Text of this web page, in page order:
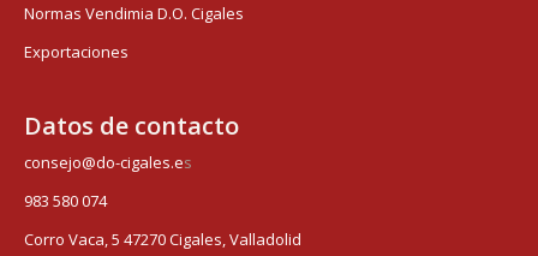
Normas Vendimia D.O. Cigales
Exportaciones
Datos de contacto
consejo@do-cigales.es
983 580 074
Corro Vaca, 5 47270 Cigales, Valladolid